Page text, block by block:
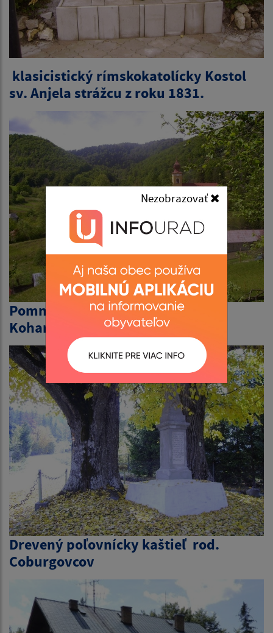
Nezobrazovať
klasicistický rímskokatolícky Kostol
sv. Anjela strážcu z roku 1831.
Pomník rod. Coburgovcov a
Kohariovcou
Drevený poľovnícky kaštieľ rod.
Coburgovcov